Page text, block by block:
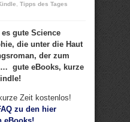
Tipps des Tages
gute Science
die unter die Haut
der zum
gute eBooks, kurze
Zeit kostenlos!
zu den hier